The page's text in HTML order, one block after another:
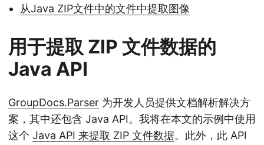
从Java ZIP文件中的文件中提取图像
用于提取 ZIP 文件数据的
Java API
GroupDocs.Parser 为开发人员提供文档解析解决方
案，其中还包含 Java API。我将在本文的示例中使用
这个 Java API 来提取 ZIP 文件数据。此外，此 API